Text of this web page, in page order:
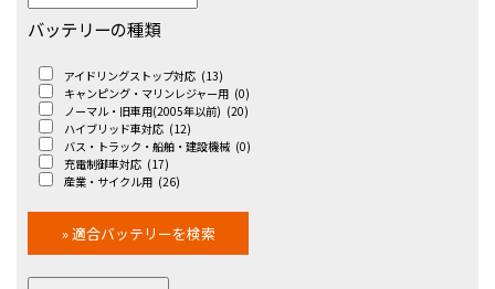
バッテリーの種類
アイドリングストップ対応 (13)
キャンピング・マリンレジャー用 (0)
ノーマル・旧車用(2005年以前) (20)
ハイブリッド車対応 (12)
バス・トラック・船舶・建設機械 (0)
充電制御車対応 (17)
産業・サイクル用 (26)